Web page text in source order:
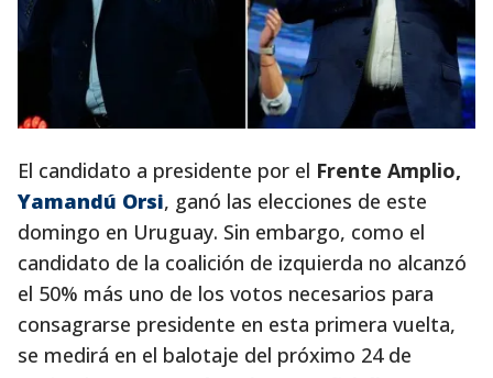
El candidato a presidente por el Frente Amplio,
Yamandú Orsi, ganó las elecciones de este
domingo en Uruguay. Sin embargo, como el
candidato de la coalición de izquierda no alcanzó
el 50% más uno de los votos necesarios para
consagrarse presidente en esta primera vuelta,
se medirá en el balotaje del próximo 24 de